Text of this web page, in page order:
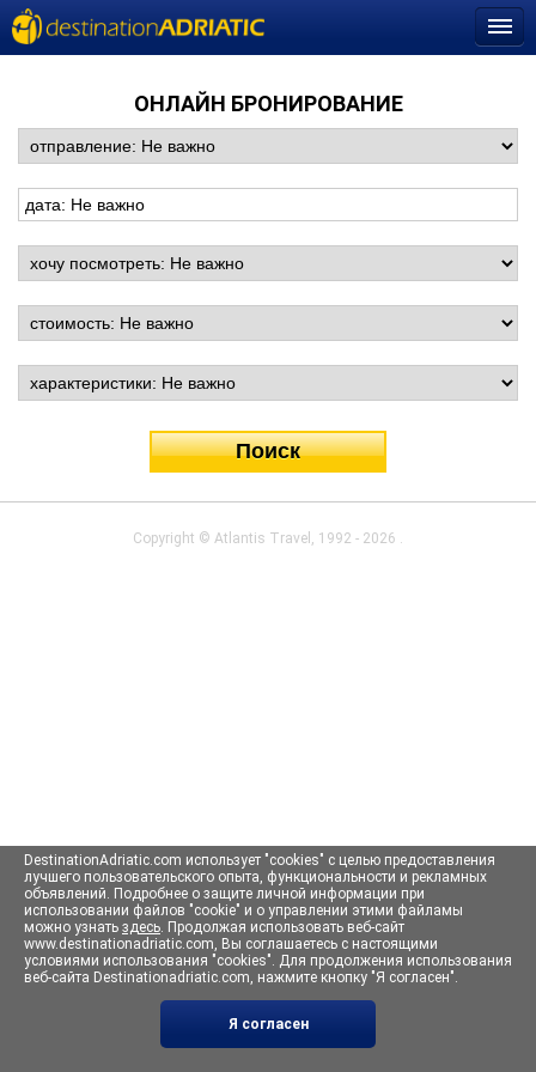
ОНЛАЙН БРОНИРОВАНИЕ
DestinationAdriatic.com использует "cookies" с целью предоставления
лучшего пользовательского опыта, функциональности и рекламных
объявлений. Подробнее о защите личной информации при
использовании файлов "cookie" и о управлении этими файламы
можно узнать здесь. Продолжая использовать веб-сайт
www.destinationadriatic.com, Вы соглашаетесь с настоящими
условиями использования "cookies". Для продолжения использования
веб-сайта Destinationadriatic.com, нажмите кнопку "Я согласен".
Я согласен
Copyright © Atlantis Travel , 1992 - 2026 .